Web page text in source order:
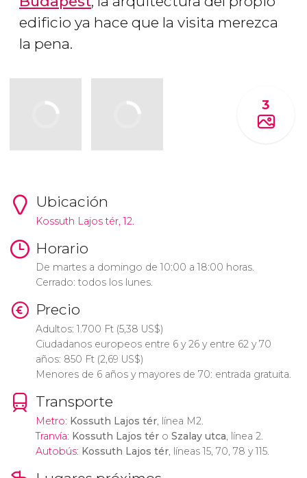
edificio ya hace que la visita merezca
la pena.
3
Ubicación
Kossuth Lajos tér, 12.
Horario
De martes a domingo de 10:00 a 18:00 horas.
Cerrado: todos los lunes.
Precio
Adultos: 1.700 Ft(5,38 US$)
Ciudadanos europeos entre 6 y 26 y entre 62 y 70
años: 850 Ft(2,69 US$)
Menores de 6 años y mayores de 70: entrada gratuita.
Transporte
Metro: Kossuth Lajos tér, línea M2.
Tranvía: Kossuth Lajos téro Szalay utca, línea 2.
Autobús: Kossuth Lajos tér, líneas 15, 70, 78 y 115.